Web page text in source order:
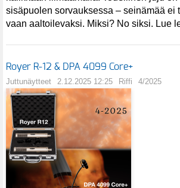
sisäpuolen sorvauksessa – seinämää ei
vaan aaltoilevaksi. Miksi? No siksi. Lue
Royer R-12 & DPA 4099 Core+
Juttunäytteet 2.12.2025 12:25 Riffi 4/2025